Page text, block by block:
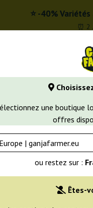
une boutique
offres
ou restez sur :
Êtes-
⭐ -40%
⏰ 2
Banques de graines
de Cannabis à
Queen Seeds